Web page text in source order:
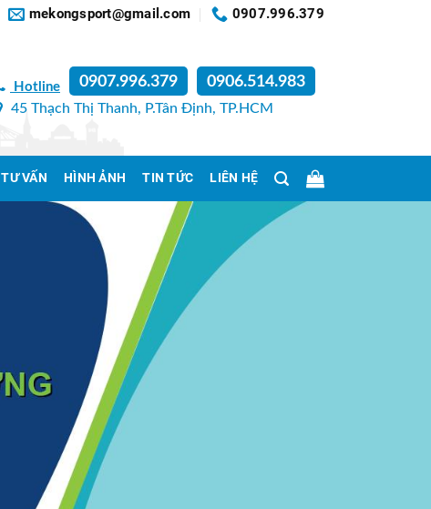
mekongsport@gmail.com 0907.996.379
Hotline 0907.996.379 0906.514.983
45 Thạch Thị Thanh, P.Tân Định, TP.HCM
TƯ VẤN HÌNH ẢNH TIN TỨC LIÊN HỆ